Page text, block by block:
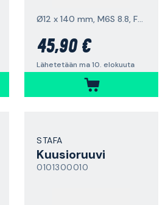
Ø12 x 140 mm, M6S 8.8, FZV, 25 kpl/pakkaus
45,90 €
Lähetetään ma 10. elokuuta
STAFA
Kuusioruuvi
0101300010